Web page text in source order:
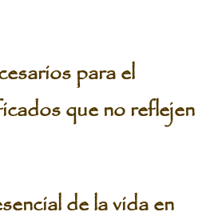
para el
que no reflejen
de la vida en